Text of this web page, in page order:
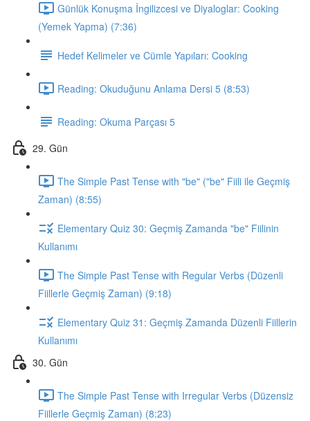
Günlük Konuşma İngilizcesi ve Diyaloglar: Cooking
(Yemek Yapma) (7:36)
Hedef Kelimeler ve Cümle Yapıları: Cooking
Reading: Okuduğunu Anlama Dersi 5 (8:53)
Reading: Okuma Parçası 5
29. Gün
The Simple Past Tense with "be" ("be" Fiili ile Geçmiş
Zaman) (8:55)
Elementary Quiz 30: Geçmiş Zamanda "be" Fiilinin
Kullanımı
The Simple Past Tense with Regular Verbs (Düzenli
Fiillerle Geçmiş Zaman) (9:18)
Elementary Quiz 31: Geçmiş Zamanda Düzenli Fiillerin
Kullanımı
30. Gün
The Simple Past Tense with Irregular Verbs (Düzensiz
Fiillerle Geçmiş Zaman) (8:23)